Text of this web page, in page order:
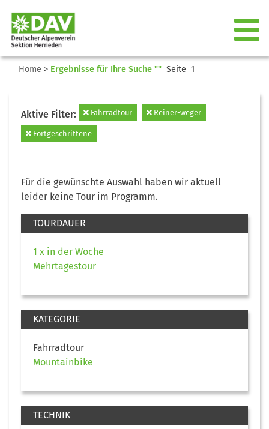
Home > Ergebnisse für Ihre Suche "" Seite 1
Aktive Filter: Fahrradtour Reiner-weger
Fortgeschrittene
Für die gewünschte Auswahl haben wir aktuell
leider keine Tour im Programm.
TOURDAUER
1 x in der Woche
Mehrtagestour
KATEGORIE
Fahrradtour
Mountainbike
TECHNIK